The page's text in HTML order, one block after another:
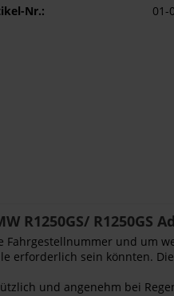
Nr.:
01-
R1250GS
und um
erforderlich sein könnten.
und angenehm bei